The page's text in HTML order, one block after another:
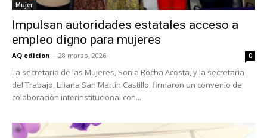
Mujer
Impulsan autoridades estatales acceso a
empleo digno para mujeres
AQ edicion - 28 marzo, 2026 0
La secretaria de las Mujeres, Sonia Rocha Acosta, y la secretaria
del Trabajo, Liliana San Martín Castillo, firmaron un convenio de
colaboración interinstitucional con...